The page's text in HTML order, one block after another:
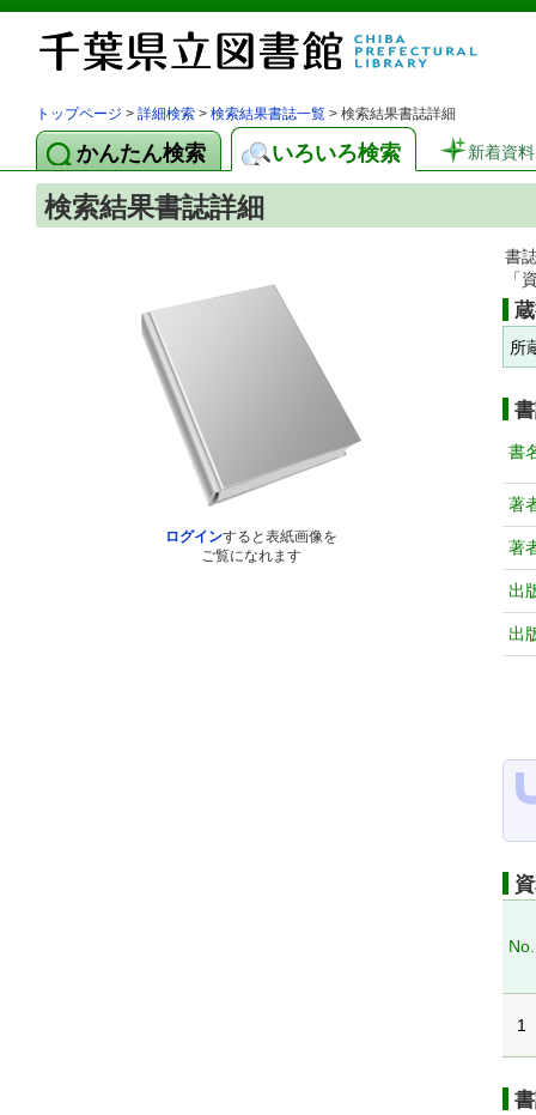
トップページ > 詳細検索 > 検索結果書誌一覧 > 検索結果書誌詳細
かんたん検索 いろいろ検索 新着資料
検索結果書誌詳細
ログインすると表紙画像を
ご覧になれます
書
「
所
書
著
著
出
出
No.
1